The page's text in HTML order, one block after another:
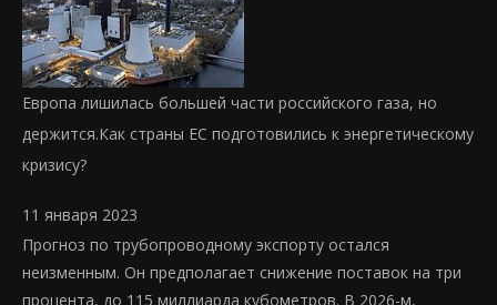
Европа лишилась большей части российского газа, но
держится.Как страны ЕС подготовились к энергетическому
кризису?
11 января 2023
Прогноз по трубопроводному экспорту остался
неизменным. Он предполагает снижение поставок на три
процента, до 115 миллиарда кубометров. В 2026-м,